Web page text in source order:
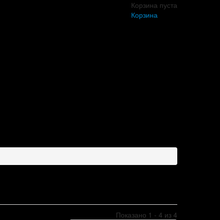
Корзина пуста
Корзина
Показано 1 - 4 из 4